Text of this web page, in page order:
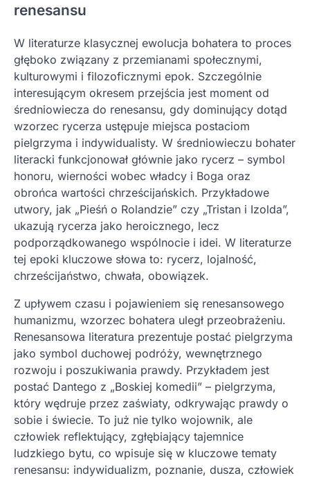
renesansu
W literaturze klasycznej ewolucja bohatera to proces
głęboko związany z przemianami społecznymi,
kulturowymi i filozoficznymi epok. Szczególnie
interesującym okresem przejścia jest moment od
średniowiecza do renesansu, gdy dominujący dotąd
wzorzec rycerza ustępuje miejsca postaciom
pielgrzyma i indywidualisty. W średniowieczu bohater
literacki funkcjonował głównie jako rycerz – symbol
honoru, wierności wobec władcy i Boga oraz
obrońca wartości chrześcijańskich. Przykładowe
utwory, jak „Pieśń o Rolandzie” czy „Tristan i Izolda”,
ukazują rycerza jako heroicznego, lecz
podporządkowanego wspólnocie i idei. W literaturze
tej epoki kluczowe słowa to: rycerz, lojalność,
chrześcijaństwo, chwała, obowiązek.
Z upływem czasu i pojawieniem się renesansowego
humanizmu, wzorzec bohatera uległ przeobrażeniu.
Renesansowa literatura prezentuje postać pielgrzyma
jako symbol duchowej podróży, wewnętrznego
rozwoju i poszukiwania prawdy. Przykładem jest
postać Dantego z „Boskiej komedii” – pielgrzyma,
który wędruje przez zaświaty, odkrywając prawdy o
sobie i świecie. To już nie tylko wojownik, ale
człowiek reflektujący, zgłębiający tajemnice
ludzkiego bytu, co wpisuje się w kluczowe tematy
renesansu: indywidualizm, poznanie, dusza, człowiek